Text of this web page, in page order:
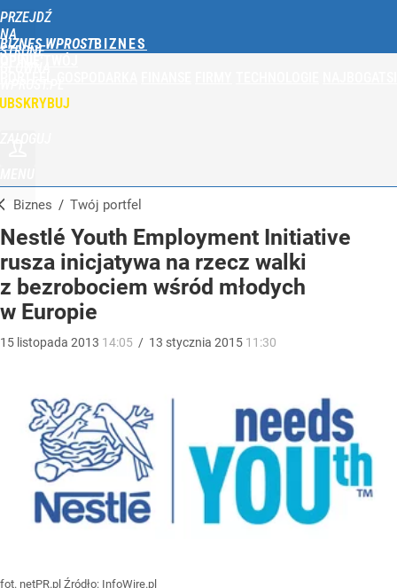
PRZEJDŹ
NA
STRONĘ
BIZNES WPROST
Biznes / Twój portfel
Nestlé Youth Employment Initiative
rusza inicjatywa na rzecz walki
z bezrobociem wśród młodych
w Europie
15 listopada 2013 14:05 / 13 stycznia 2015 11:30
fot. netPR.pl Źródło: InfoWire.pl